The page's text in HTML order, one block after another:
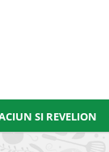
SI REVELION